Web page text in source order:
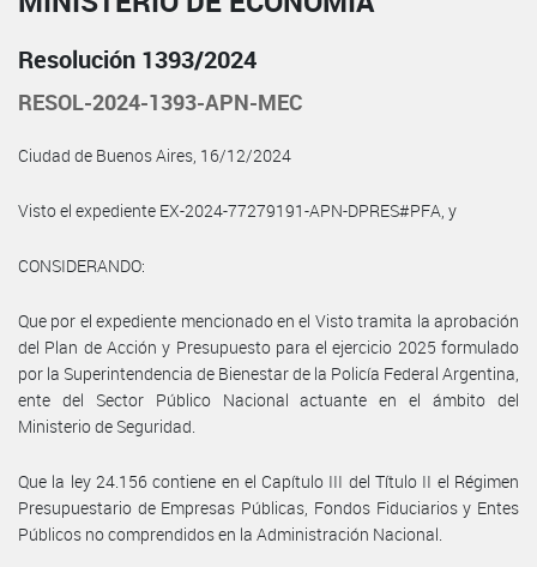
Resolución 1393/2024
RESOL-2024-1393-APN-MEC
Ciudad de Buenos Aires, 16/12/2024
Visto el expediente EX-2024-77279191-APN-DPRES#PFA, y
CONSIDERANDO:
Que por el expediente mencionado en el Visto tramita la aprobación
del Plan de Acción y Presupuesto para el ejercicio 2025 formulado
por la Superintendencia de Bienestar de la Policía Federal Argentina,
ente del Sector Público Nacional actuante en el ámbito del
Ministerio de Seguridad.
Que la ley 24.156 contiene en el Capítulo III del Título II el Régimen
Presupuestario de Empresas Públicas, Fondos Fiduciarios y Entes
Públicos no comprendidos en la Administración Nacional.